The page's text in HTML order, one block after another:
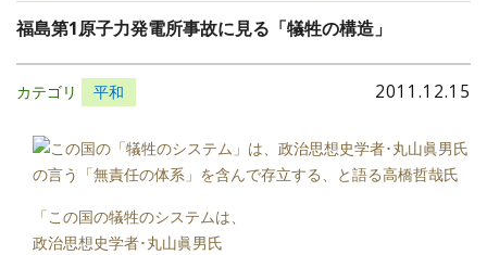
福島第1原子力発電所事故に見る「犠牲の構造」
2011.12.15
カテゴリ 平和
「この国の犠牲のシステムは、
政治思想史学者･丸山眞男氏